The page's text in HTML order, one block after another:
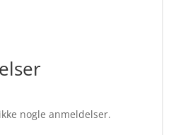
nogle anmeldelser.